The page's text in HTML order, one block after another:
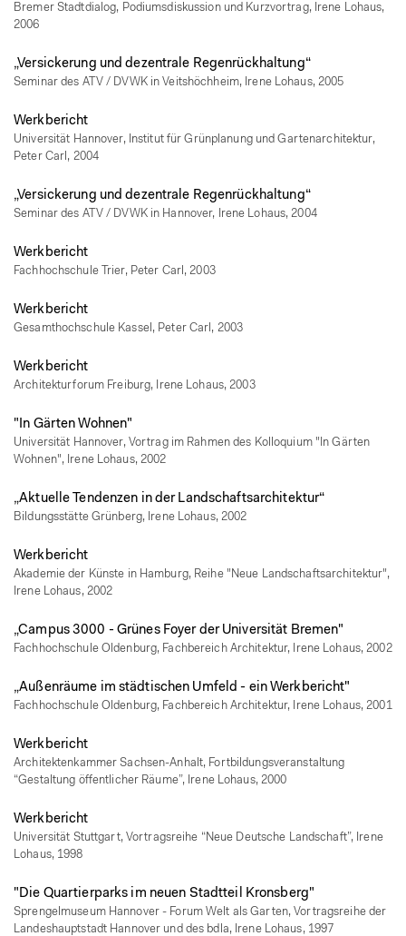
Bremer Stadtdialog, Podiumsdiskussion und Kurzvortrag, Irene Lohaus,
2006
„Versickerung und dezentrale Regenrückhaltung“
Seminar des ATV / DVWK in Veitshöchheim, Irene Lohaus, 2005
Werkbericht
Universität Hannover, Institut für Grünplanung und Gartenarchitektur,
Peter Carl, 2004
„Versickerung und dezentrale Regenrückhaltung“
Seminar des ATV / DVWK in Hannover, Irene Lohaus, 2004
Werkbericht
Fachhochschule Trier, Peter Carl, 2003
Werkbericht
Gesamthochschule Kassel, Peter Carl, 2003
Werkbericht
Architekturforum Freiburg, Irene Lohaus, 2003
"In Gärten Wohnen"
Universität Hannover, Vortrag im Rahmen des Kolloquium "In Gärten
Wohnen", Irene Lohaus, 2002
„Aktuelle Tendenzen in der Landschaftsarchitektur“
Bildungsstätte Grünberg, Irene Lohaus, 2002
Werkbericht
Akademie der Künste in Hamburg, Reihe "Neue Landschaftsarchitektur",
Irene Lohaus, 2002
„Campus 3000 - Grünes Foyer der Universität Bremen"
Fachhochschule Oldenburg, Fachbereich Architektur, Irene Lohaus, 2002
„Außenräume im städtischen Umfeld - ein Werkbericht"
Fachhochschule Oldenburg, Fachbereich Architektur, Irene Lohaus, 2001
Werkbericht
Architektenkammer Sachsen-Anhalt, Fortbildungsveranstaltung
“Gestaltung öffentlicher Räume”, Irene Lohaus, 2000
Werkbericht
Universität Stuttgart, Vortragsreihe “Neue Deutsche Landschaft”, Irene
Lohaus, 1998
"Die Quartierparks im neuen Stadtteil Kronsberg"
Sprengelmuseum Hannover - Forum Welt als Garten, Vortragsreihe der
Landeshauptstadt Hannover und des bdla, Irene Lohaus, 1997